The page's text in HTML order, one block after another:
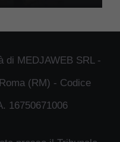
di MEDJAWEB SRL -
(RM) - Codice
16750671006